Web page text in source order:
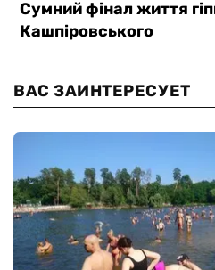
ВАС ЗАИНТЕРЕСУЕТ